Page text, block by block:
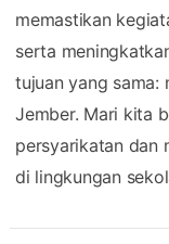
memastikan
serta
tujuan yang sama:
Jember. Mari kita
persyarikatan dan
di lingkungan